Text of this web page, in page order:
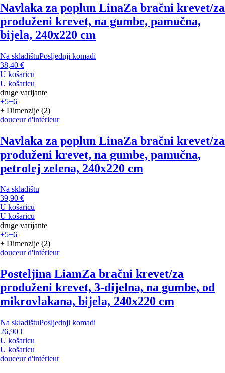
Navlaka za poplun LinaZa bračni krevet/za
produženi krevet, na gumbe, pamučna,
bijela, 240x220 cm
Na skladištuPosljednji komadi
38,40 €
U košaricu
U košaricu
druge varijante
+5+6
+ Dimenzije (2)
douceur d'intérieur
Navlaka za poplun LinaZa bračni krevet/za
produženi krevet, na gumbe, pamučna,
petrolej zelena, 240x220 cm
Na skladištu
39,90 €
U košaricu
U košaricu
druge varijante
+5+6
+ Dimenzije (2)
douceur d'intérieur
Posteljina LiamZa bračni krevet/za
produženi krevet, 3-dijelna, na gumbe, od
mikrovlakana, bijela, 240x220 cm
Na skladištuPosljednji komadi
26,90 €
U košaricu
U košaricu
douceur d'intérieur